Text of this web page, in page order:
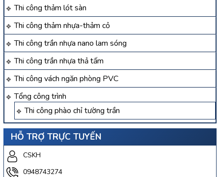
Thi công thảm lót sàn
Thi công thảm nhựa-thảm cỏ
Thi công trần nhựa nano lam sóng
Thi công trần nhựa thả tấm
Thi công vách ngăn phòng PVC
Tổng công trình
Thi công phào chỉ tường trần
HỖ TRỢ TRỰC TUYẾN
CSKH
0948743274